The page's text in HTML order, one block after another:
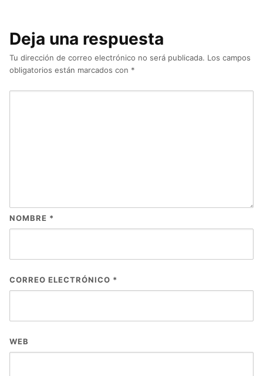
Deja una respuesta
Tu dirección de correo electrónico no será publicada. Los campos
obligatorios están marcados con *
NOMBRE *
CORREO ELECTRÓNICO *
WEB